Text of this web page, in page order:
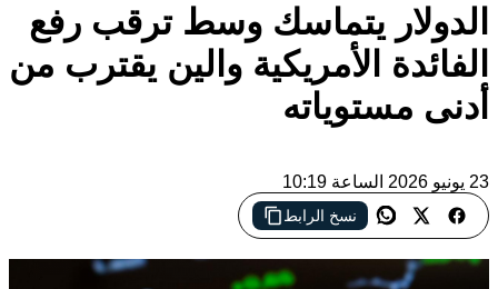
الدولار يتماسك وسط ترقب رفع
الفائدة الأمريكية والين يقترب من
أدنى مستوياته
23 يونيو 2026 الساعة 10:19
نسخ الرابط